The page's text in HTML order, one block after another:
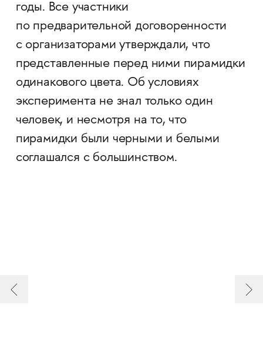
годы. Все участники
по предварительной договоренности
с организаторами утверждали, что
представленные перед ними пирамидки
одинакового цвета. Об условиях
эксперимента не знал только один
человек, и несмотря на то, что
пирамидки были черными и белыми
соглашался с большинством.